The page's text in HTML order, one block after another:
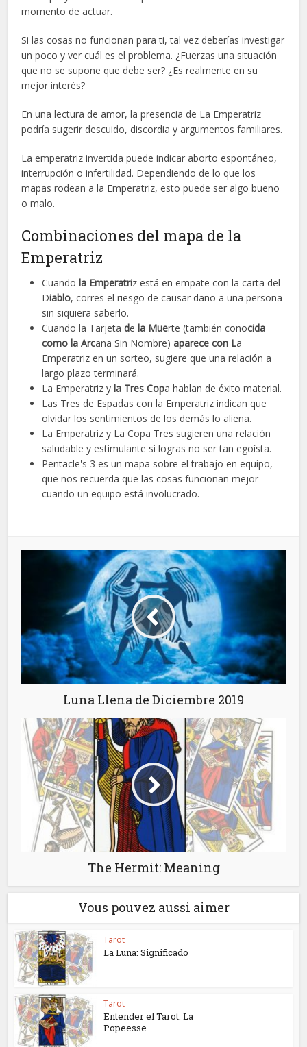
momento de actuar.
Si las cosas no funcionan para ti, tal vez deberías investigar
un poco y ver cuál es el problema. ¿Fuerzas una situación
que no se supone que debe ser? ¿Es realmente en su
mejor interés?
En una lectura de amor, la presencia de La Emperatriz
podría sugerir descuido, discordia y argumentos familiares.
La emperatriz invertida puede indicar aborto espontáneo,
interrupción o infertilidad. Dependiendo de lo que los
mapas rodean a la Emperatriz, esto puede ser algo bueno
o malo.
Combinaciones del mapa de la
Emperatriz
Cuandola Emperatriz está en empate con la carta del
Diablo, corres el riesgo de causar daño a una persona
sin siquiera saberlo.
Cuando la Tarjetade la Muerte (también conocida
como la Arcana Sin Nombre)aparece con La
Emperatriz en un sorteo, sugiere que una relación a
largo plazo terminará.
La Emperatriz yla Tres Copa hablan de éxito material.
Las Tres de Espadas con la Emperatriz indican que
olvidar los sentimientos de los demás lo aliena.
La Emperatriz y La Copa Tres sugieren una relación
saludable y estimulante si logras no ser tan egoísta.
Pentacle's 3 es un mapa sobre el trabajo en equipo,
que nos recuerda que las cosas funcionan mejor
cuando un equipo está involucrado.
Luna Llena de Diciembre 2019
The Hermit: Meaning
Vous pouvez aussi aimer
Tarot
La Luna: Significado
Tarot
Entender el Tarot: La
Popeesse